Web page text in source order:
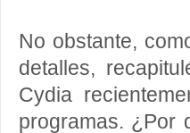
No obstante,
detalles,
Cydia
programas. ¿Por